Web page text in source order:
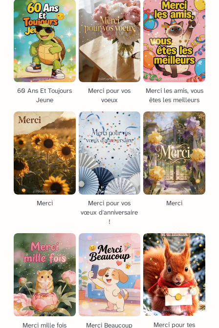
60 Ans Et Toujours
Jeune
Merci pour vos
voeux
Merci les amis, vous
êtes les meilleurs
Merci
Merci pour vos
vœux d'anniversaire
!
Merci
Merci mille fois Merci Beaucoup Merci pour tes